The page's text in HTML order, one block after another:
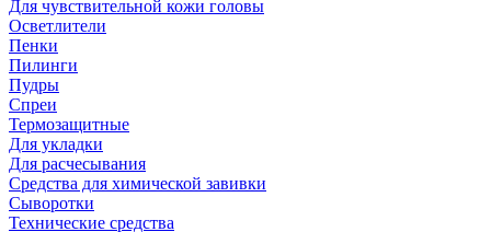
Для чувствительной кожи головы
Осветлители
Пенки
Пилинги
Пудры
Спреи
Термозащитные
Для укладки
Для расчесывания
Средства для химической завивки
Сыворотки
Технические средства